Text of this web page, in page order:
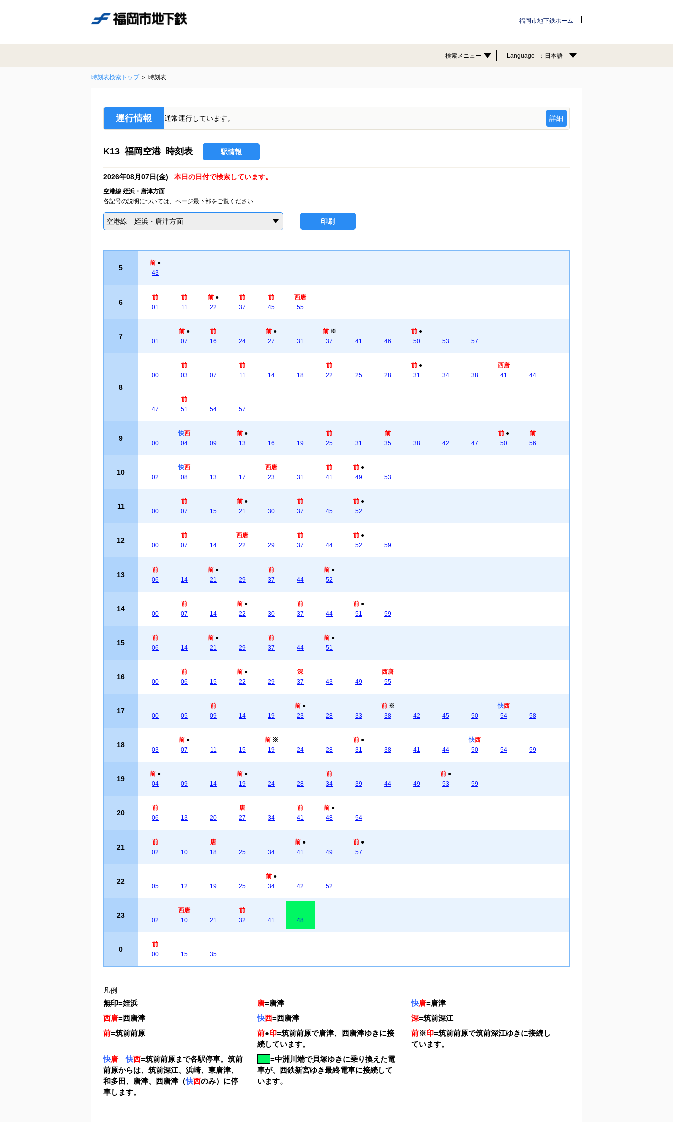
福岡市地下鉄ホーム
検索メニュー Language 日本語
時刻表検索トップ 時刻表
運行情報 通常運行しています。 詳細
K13 福岡空港 時刻表 駅情報
2026年08月07日(金) 本日の日付で検索しています。
空港線 姪浜・唐津方面
各記号の説明については、ページ最下部をご覧ください
空港線 姪浜・唐津方面 印刷
5
前 ●
43
6
前
01
前
11
前 ●
22
前
37
前
45
西唐
55
7
01
前 ●
07
前
16
24
前 ●
27
31
前 ※
37
41 46
前 ●
50
53 57
8
00
前
03
07
前
11
14 18
前
22
25 28
前 ●
31
34 38
西唐
41
44
47
前
51
54 57
9
00
快西
04
09
前 ●
13
16 19
前
25
31
前
35
38 42 47
前 ●
50
前
56
10
02
快西
08
13 17
西唐
23
31
前
41
前 ●
49
53
11
00
前
07
15
前 ●
21
30
前
37
45
前 ●
52
12
00
前
07
14
西唐
22
29
前
37
44
前 ●
52
59
13
前
06
14
前 ●
21
29
前
37
44
前 ●
52
14
00
前
07
14
前 ●
22
30
前
37
44
前 ●
51
59
15
前
06
14
前 ●
21
29
前
37
44
前 ●
51
16
00
前
06
15
前 ●
22
29
深
37
43 49
西唐
55
17
00 05
前
09
14 19
前 ●
23
28 33
前 ※
38
42 45 50
快西
54
58
18
03
前 ●
07
11 15
前 ※
19
24 28
前 ●
31
38 41 44
快西
50
54 59
19
前 ●
04
09 14
前 ●
19
24 28
前
34
39 44 49
前 ●
53
59
20
前
06
13 20
唐
27
34
前
41
前 ●
48
54
21
前
02
10
唐
18
25 34
前 ●
41
49
前 ●
57
22
05 12 19 25
前 ●
34
42 52
23
02
西唐
10
21
前
32
41 48
0
前
00
15 35
凡例
無印=姪浜 唐=唐津 快唐=唐津
西唐=西唐津 快西=西唐津 深=筑前深江
前=筑前前原 前●印=筑前前原で唐津、西唐津ゆきに接
続しています。
前※印=筑前前原で筑前深江ゆきに接続し
ています。
快唐 快西=筑前前原まで各駅停車。筑前
前原からは、筑前深江、浜崎、東唐津、
和多田、唐津、西唐津（快西のみ）に停
車します。
=中洲川端で貝塚ゆきに乗り換えた電
車が、西鉄新宮ゆき最終電車に接続して
います。